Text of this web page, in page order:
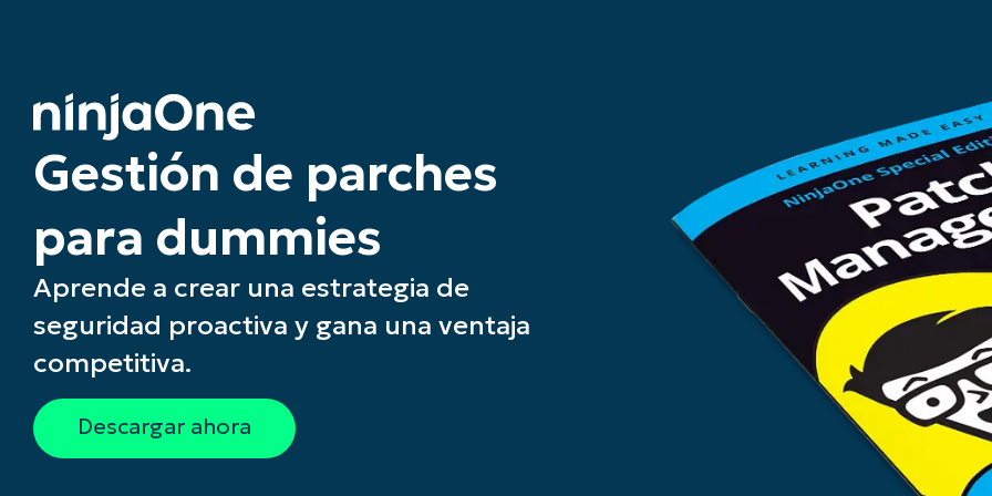
Gestión de parches
para dummies
Aprende a crear una estrategia de
seguridad proactiva y gana una ventaja
competitiva.
Descargar ahora